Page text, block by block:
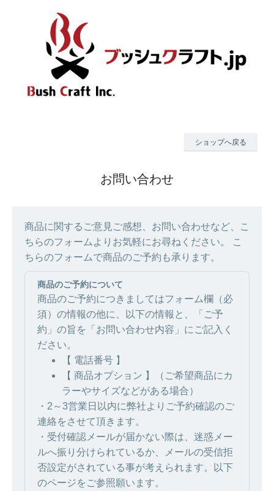
ショップへ戻る
お問い合わせ
商品に関するご意見ご感想、お問い合わせなど、こ
ちらのフォームよりお気軽にお尋ねください。 こ
ちらのフォームで商品のご予約も承ります。
商品のご予約について
商品のご予約につきましてはフォーム欄（必
須）の情報の他に、以下の情報と、「ご予
約」の旨を「お問い合わせ内容」にご記入く
ださい。
【 電話番号 】
【 商品オプション 】（ご希望商品にカ
ラーやサイズなどがある場合）
・2～3営業日以内に弊社よりご予約確認のご
連絡をさせて頂きます。
・受付確認メールが届かない際は、迷惑メー
ルへ振り分けられているか、メールの受信拒
否設定がされている事が考えられます。以下
のページをご参照願います。